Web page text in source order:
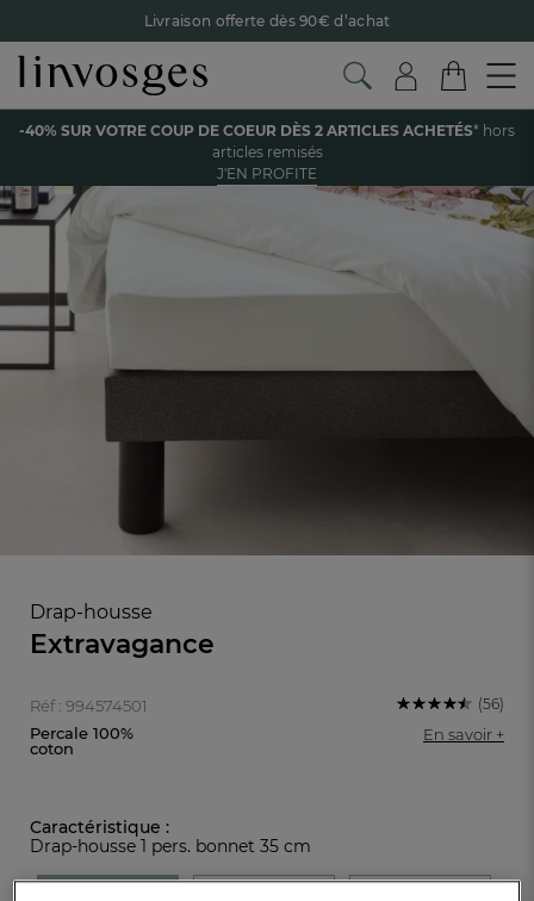
Livraison offerte dès 90€ d’achat
Retour offert avec Colissimo* !
Payez en 3x ou 4x sans frais avec Alma
Le parrainage Linvosges : offrez 15€, recevez 15€ !
Je
découvre
-40% sur votre coup de coeurdès 2 articles achetés !
-40% SUR VOTRE COUP DE COEUR DÈS 2 ARTICLES ACHETÉS* hors
articles remisés
J'EN PROFITE
Voir tous les produits de la catégorie
Drap-housse
Extravagance
Réf : 994574501
Percale 100%
coton
(56)
En savoir +
Caractéristique :
Drap-housse 1 pers. bonnet 35 cm